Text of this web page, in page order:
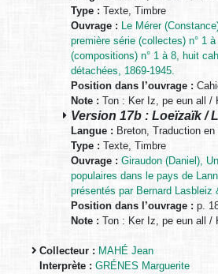
Type : Texte, Timbre
Ouvrage : Le Mérer
première série (collectes) n° 1
(compositions) n° 1 à 8, huit
détachées, 1869-1945.
Position dans l’ouvrage :
Note : Ton : Ker Iz, pe eun all /
Version 17b : Loeïzaïk /
Langue : Breton, Traduction en
Type : Texte, Timbre
Ouvrage : Giraudon (Daniel),
populaires dans le pays de
présentés par Bernard Lasbleiz
Position dans l’ouvrage : p.
Note : Ton : Ker Iz, pe eun all /
Collecteur : MAHÉ Jean
Interprète : GRÉNES Marguerite